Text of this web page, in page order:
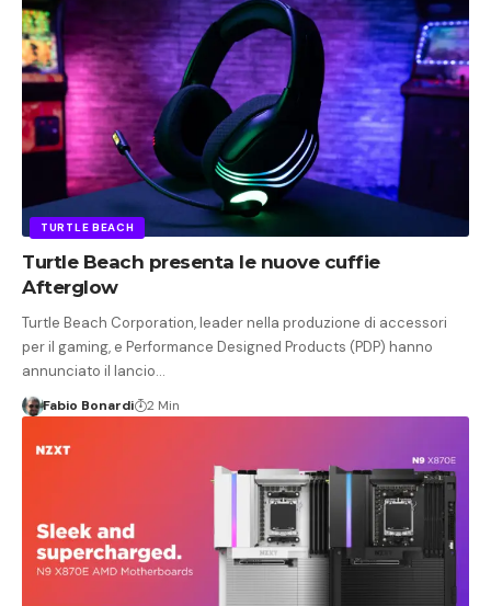
TURTLE BEACH
Turtle Beach presenta le nuove cuffie
Afterglow
Turtle Beach Corporation, leader nella produzione di accessori
per il gaming, e Performance Designed Products (PDP) hanno
annunciato il lancio…
Fabio Bonardi 2 Min